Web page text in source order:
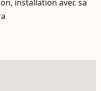
installation avec sa